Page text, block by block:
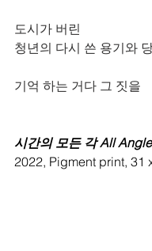
도시가 버린
청년의 다시 쓴 용기와
기억 하는 거다 그 짓을
시간의 모든 각 All
2022, Pigment print, 31